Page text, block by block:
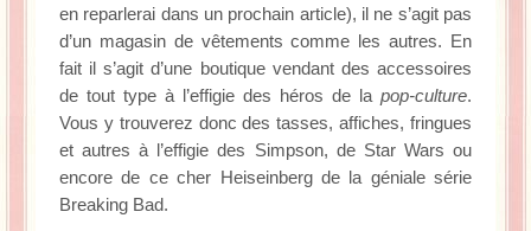
en reparlerai dans un prochain article), il ne s’agit pas
d’un magasin de vêtements comme les autres. En
fait il s’agit d’une boutique vendant des accessoires
de tout type à l’effigie des héros de la pop-culture.
Vous y trouverez donc des tasses, affiches, fringues
et autres à l’effigie des Simpson, de Star Wars ou
encore de ce cher Heiseinberg de la géniale série
Breaking Bad.